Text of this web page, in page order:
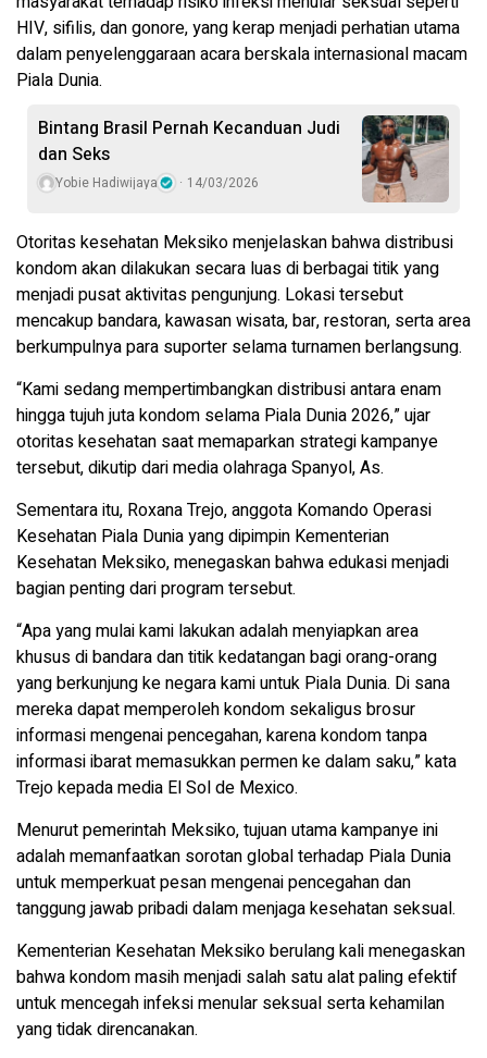
HIV, sifilis, dan gonore, yang kerap menjadi perhatian utama
dalam penyelenggaraan acara berskala internasional macam
Piala Dunia.
Bintang Brasil Pernah Kecanduan Judi
dan Seks
Yobie Hadiwijaya 14/03/2026
Otoritas kesehatan Meksiko menjelaskan bahwa distribusi
kondom akan dilakukan secara luas di berbagai titik yang
menjadi pusat aktivitas pengunjung. Lokasi tersebut
mencakup bandara, kawasan wisata, bar, restoran, serta area
berkumpulnya para suporter selama turnamen berlangsung.
“Kami sedang mempertimbangkan distribusi antara enam
hingga tujuh juta kondom selama Piala Dunia 2026,” ujar
otoritas kesehatan saat memaparkan strategi kampanye
tersebut, dikutip dari media olahraga Spanyol, As.
Sementara itu, Roxana Trejo, anggota Komando Operasi
Kesehatan Piala Dunia yang dipimpin Kementerian
Kesehatan Meksiko, menegaskan bahwa edukasi menjadi
bagian penting dari program tersebut.
“Apa yang mulai kami lakukan adalah menyiapkan area
khusus di bandara dan titik kedatangan bagi orang-orang
yang berkunjung ke negara kami untuk Piala Dunia. Di sana
mereka dapat memperoleh kondom sekaligus brosur
informasi mengenai pencegahan, karena kondom tanpa
informasi ibarat memasukkan permen ke dalam saku,” kata
Trejo kepada media El Sol de Mexico.
Menurut pemerintah Meksiko, tujuan utama kampanye ini
adalah memanfaatkan sorotan global terhadap Piala Dunia
untuk memperkuat pesan mengenai pencegahan dan
tanggung jawab pribadi dalam menjaga kesehatan seksual.
Kementerian Kesehatan Meksiko berulang kali menegaskan
bahwa kondom masih menjadi salah satu alat paling efektif
untuk mencegah infeksi menular seksual serta kehamilan
yang tidak direncanakan.